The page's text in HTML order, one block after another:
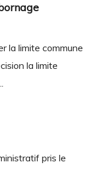
la limite commune
la limite
pris le